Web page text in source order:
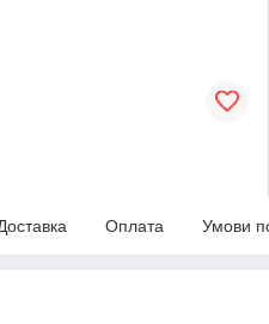
Оплата Умови